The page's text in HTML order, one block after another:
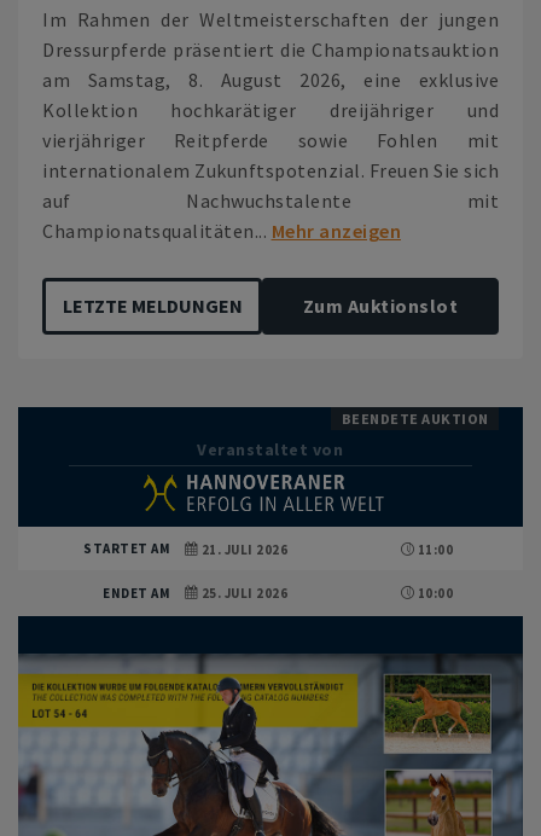
Im Rahmen der Weltmeisterschaften der jungen
Dressurpferde präsentiert die Championatsauktion
am Samstag, 8. August 2026, eine exklusive
Kollektion hochkarätiger dreijähriger und
vierjähriger Reitpferde sowie Fohlen mit
internationalem Zukunftspotenzial. Freuen Sie sich
auf Nachwuchstalente mit
Championatsqualitäten... Mehr anzeigen
LETZTE MELDUNGEN Zum Auktionslot
BEENDETE AUKTION
Veranstaltet von
STARTET AM 21. JULI 2026 11:00
ENDET AM 25. JULI 2026 10:00